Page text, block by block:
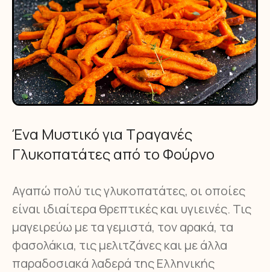
Ένα Μυστικό για Τραγανές
Γλυκοπατάτες από το Φούρνο
Αγαπώ πολύ τις γλυκοπατάτες, οι οποίες
είναι ιδιαίτερα θρεπτικές και υγιεινές. Τις
μαγειρεύω με τα γεμιστά, τον αρακά, τα
φασολάκια, τις μελιτζάνες και με άλλα
παραδοσιακά λαδερά της Ελληνικής